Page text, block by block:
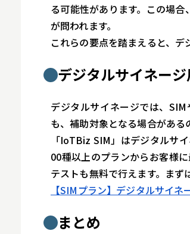
る可能性があります。この場
が問われます。
これらの要点を踏まえると、デ
デジタルサイネー
デジタルサイネージでは、
も、補助対象となる場合がある
「IoTBiz SIM」はデジタルサ
00種以上のプランからお客様
テストも無料で行えます。まず
【SIMプラン】デジタルサイ
まとめ